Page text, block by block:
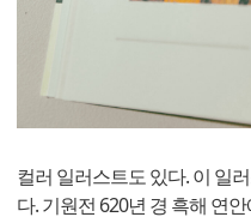
컬러 일러스트도 있다. 이 일
다. 기원전 620년 경 흑해 연